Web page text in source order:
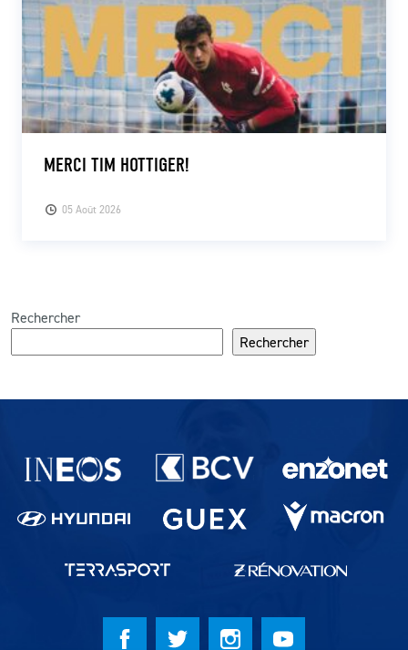
05 Août 2026
MERCI TIM HOTTIGER!
Rechercher
Rechercher
Partenaires du lausanne-Sport